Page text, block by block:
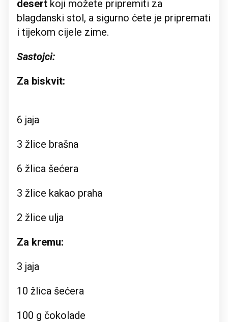
desert koji možete pripremiti za
blagdanski stol, a sigurno ćete je pripremati
i tijekom cijele zime.
Sastojci:
Za biskvit:
6 jaja
3 žlice brašna
6 žlica šećera
3 žlice kakao praha
2 žlice ulja
Za kremu:
3 jaja
10 žlica šećera
100 g čokolade